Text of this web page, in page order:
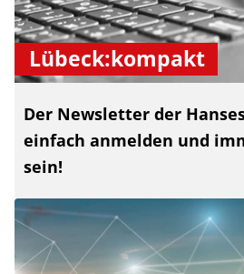
Lübeck:kompakt
Der Newsletter der
einfach anmelden und
sein!